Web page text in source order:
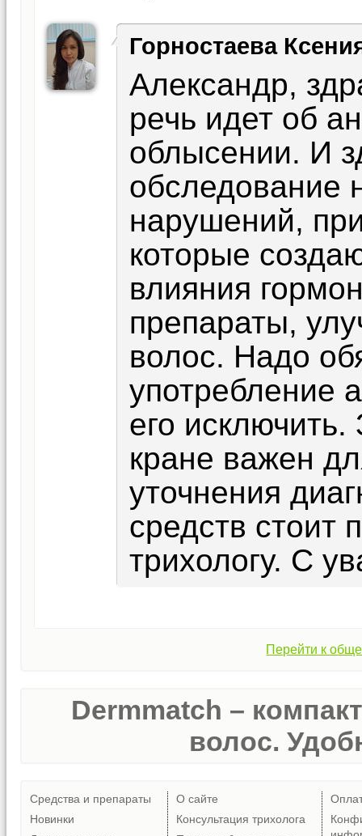
Горностаева
Александр,
речь идет об
облысении. И
обследование
нарушений,
которые
влияния
препараты,
волос. Надо
употребление
его
кране важен
уточнения
средств стоит
трихологу. С
Перейти к
Dermmatch –
волос.
Средства и препараты
Новинки
О сайте
Консультация трихолога